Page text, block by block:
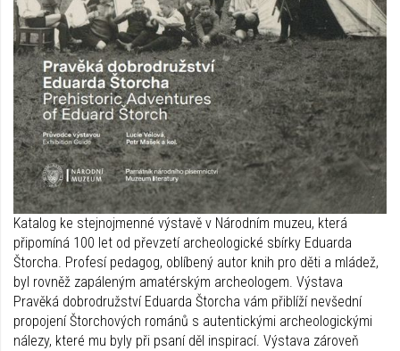
Katalog ke stejnojmenné výstavě v Národním muzeu, která
připomíná 100 let od převzetí archeologické sbírky Eduarda
Štorcha. Profesí pedagog, oblíbený autor knih pro děti a mládež,
byl rovněž zapáleným amatérským archeologem. Výstava
Pravěká dobrodružství Eduarda Štorcha vám přiblíží nevšední
propojení Štorchových románů s autentickými archeologickými
nálezy, které mu byly při psaní děl inspirací. Výstava zároveň